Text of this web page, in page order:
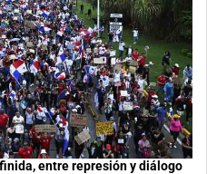
entre represión y diálogo